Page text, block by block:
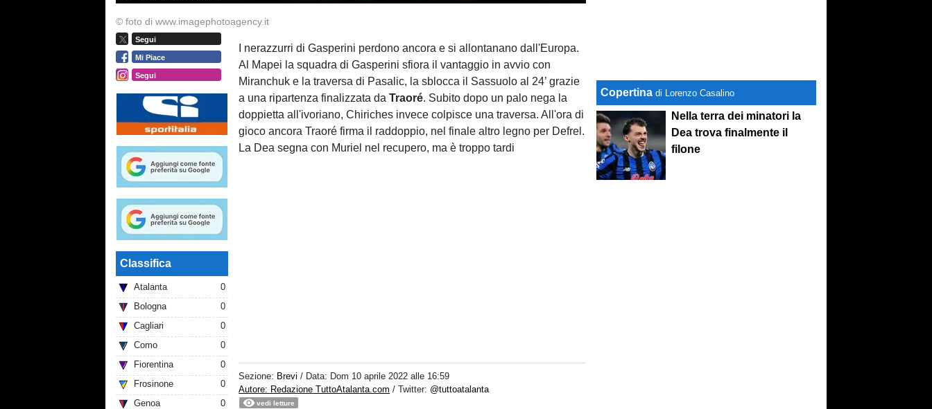
© foto di www.imagephotoagency.it
Segui
Mi Piace
Segui
Classifica
Atalanta
0
Bologna
0
Cagliari
0
Como
0
Fiorentina
0
Frosinone
0
Genoa
0
I nerazzurri di Gasperini perdono ancora e si allontanano dall'Europa.
Al Mapei la squadra di Gasperini sfiora il vantaggio in avvio con
Miranchuk e la traversa di Pasalic, la sblocca il Sassuolo al 24’ grazie
a una ripartenza finalizzata daTraoré. Subito dopo un palo nega la
doppietta all'ivoriano, Chiriches invece colpisce una traversa. All'ora di
gioco ancora Traoré firma il raddoppio, nel finale altro legno per Defrel.
La Dea segna con Muriel nel recupero, ma è troppo tardi
Sezione: Brevi / Data: Dom 10 aprile 2022 alle 16:59
Autore: Redazione TuttoAtalanta.com / Twitter: @tuttoatalanta
vedi letture
Copertina di Lorenzo Casalino
Nella terra dei minatori la
Dea trova finalmente il
filone